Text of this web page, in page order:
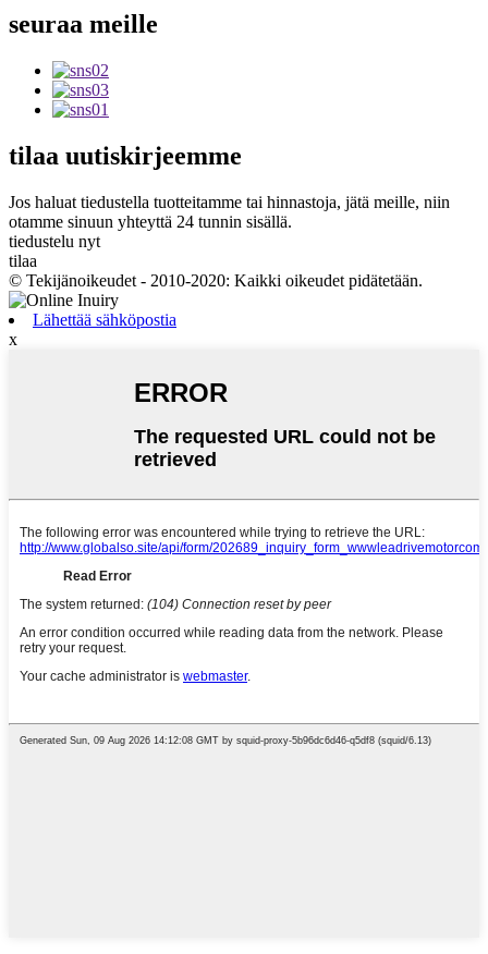
seuraa meille
tilaa uutiskirjeemme
Jos haluat tiedustella tuotteitamme tai hinnastoja, jätä meille, niin
otamme sinuun yhteyttä 24 tunnin sisällä.
tiedustelu nyt
tilaa
© Tekijänoikeudet - 2010-2020: Kaikki oikeudet pidätetään.
Lähettää sähköpostia
x